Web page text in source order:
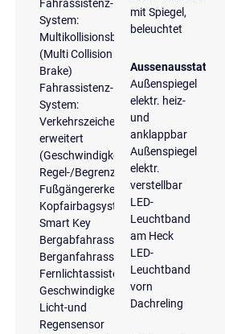
Fahrassistenz-
System:
Multikollisionsbremse
(Multi Collision
Brake)
Fahrassistenz-
System:
Verkehrszeichenerkennung,
erweitert
(Geschwindigkeits-
Regel-/Begrenzeranlage)
Fußgängererkennung
Kopfairbagsystem
Smart Key
Bergabfahrassistent
Berganfahrassistent
Fernlichtassistent
Geschwindigkeitsbegrenzungsanlage
Licht-und
Regensensor
mit Spiegel,
beleuchtet
Aussenausstattung
Außenspiegel
elektr. heiz-
und
anklappbar
Außenspiegel
elektr.
verstellbar
LED-
Leuchtband
am Heck
LED-
Leuchtband
vorn
Dachreling